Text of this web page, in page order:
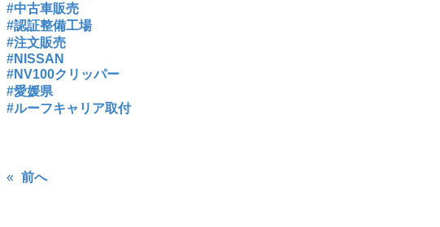
#中古車販売
#認証整備工場
#注文販売
#NISSAN
#NV100クリッパー
#愛媛県
#ルーフキャリア取付
« 前へ